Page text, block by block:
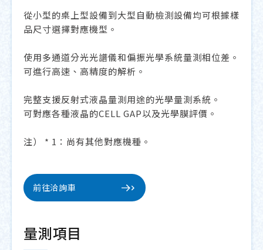
從小型的桌上型設備到大型自動檢測設備均可根據樣
品尺寸選擇對應機型。
使用多通道分光光譜儀和偏振光學系統量測相位差。
可進行高速、高精度的解析。
完整支援反射式液晶量測用途的光學量測系統。
可對應各種液晶的CELL GAP以及光學膜評價。
注） * 1：尚有其他對應機種。
前往洽詢車
量測項目